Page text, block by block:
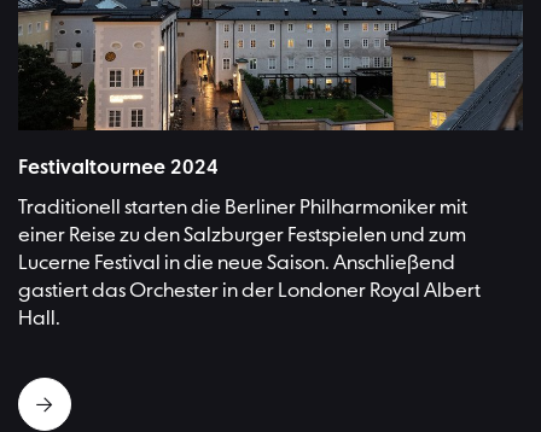
Festivaltournee 2024
Traditionell starten die Berliner Philharmoniker mit
einer Reise zu den Salzburger Festspielen und zum
Lucerne Festival in die neue Saison. Anschließend
gastiert das Orchester in der Londoner Royal Albert
Hall.